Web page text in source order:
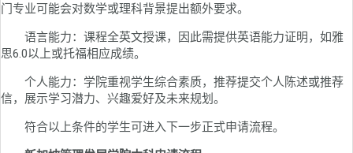
门专业可能会对数学或理科背景提出额外要求。
语言能力：课程全英文授课，因此需提供英语能力证明，如雅
思6.0以上或托福相应成绩。
个人能力：学院重视学生综合素质，推荐提交个人陈述或推荐
信，展示学习潜力、兴趣爱好及未来规划。
符合以上条件的学生可进入下一步正式申请流程。